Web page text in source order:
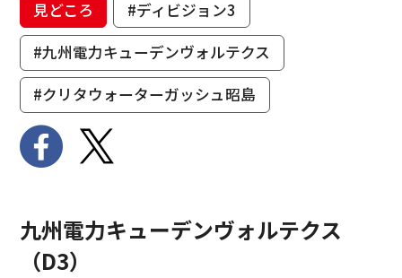
見どころ
#ディビジョン3
#九州電力キューデンヴォルテクス
#クリタウォーターガッシュ昭島
九州電力キューデンヴォルテクス
（D3）